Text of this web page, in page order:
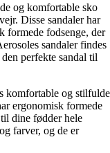
og komfortable sko
Disse sandaler har
formede fodsenge, der
sandaler findes
perfekte sandal til
komfortable og stilfulde
ergonomisk formede
dine fødder hele
farver, og de er